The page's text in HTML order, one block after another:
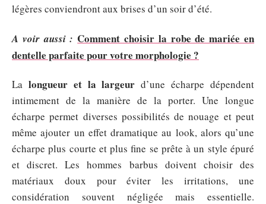
légères conviendront aux brises d’un soir d’été.
A voir aussi : Comment choisir la robe de mariée en
dentelle parfaite pour votre morphologie ?
La longueur et la largeur d’une écharpe dépendent
intimement de la manière de la porter. Une longue
écharpe permet diverses possibilités de nouage et peut
même ajouter un effet dramatique au look, alors qu’une
écharpe plus courte et plus fine se prête à un style épuré
et discret. Les hommes barbus doivent choisir des
matériaux doux pour éviter les irritations, une
considération souvent négligée mais essentielle.